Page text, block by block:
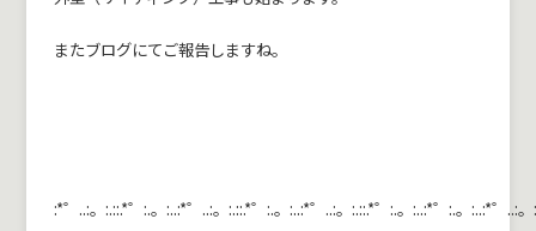
またブログにてご報告しますね。
:*゜..:。:.::.*゜:.。:..:*゜..:。:.::.*゜:.。:..:*゜..:。:.::.*゜:.。:..:*゜:.。:..:*゜..: